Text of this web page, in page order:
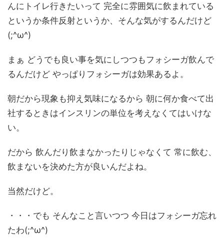
んにトイレ行きたいって 完全に雰囲気に飲まれている
というか条件反射というか、そんな気がするんだけど
(;^ω^)
まぁ どうでも良い事を気にしつつもフォシーガ飲んで
るんだけど やっぱりフォシーガは効果あるよ。
朝だから現象も抑え気味になるから 朝に何か食べて出
社するときはインスリンの単位を考えなくてはいけな
い。
だから 飲んだり飲まなかったりじゃなくて 常に飲む、
飲まないを決めた方が良いんだよね。
当然だけど。
・・・でも そんなこと言いつつ 今日はフォシーガ忘れ
たわ(;^ω^)